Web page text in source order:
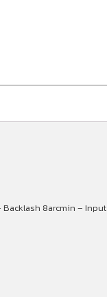
Backlash 8arcmin –